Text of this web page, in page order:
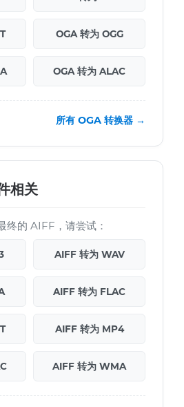
OGA 转为 OGG
OGA 转为 ALAC
所有 OGA 转换器 →
相关
终的 AIFF，请尝试：
AIFF 转为 WAV
AIFF 转为 FLAC
AIFF 转为 MP4
AIFF 转为 WMA